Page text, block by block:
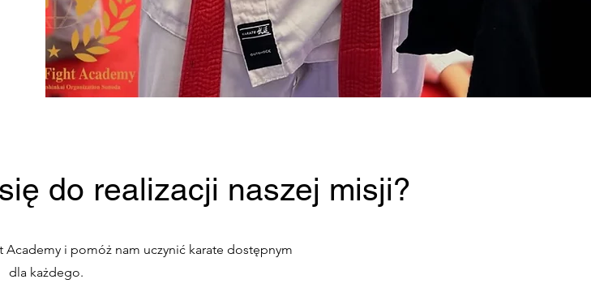
do realizacji naszej misji?
Academy i pomóż nam uczynić karate dostępnym
dla każdego.